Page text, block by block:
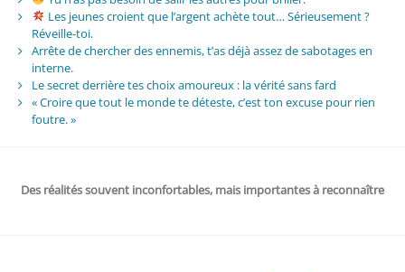
Les jeunes croient que l’argent achète tout… Sérieusement ?
Réveille-toi.
Arrête de chercher des ennemis, t’as déjà assez de sabotages en
interne.
Le secret derrière tes choix amoureux : la vérité sans fard
« Croire que tout le monde te déteste, c’est ton excuse pour rien
foutre. »
Des réalités souvent inconfortables, mais importantes à reconnaître